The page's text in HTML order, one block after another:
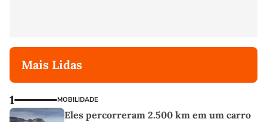
Mais Lidas
1 MOBILIDADE
Eles percorreram 2.500 km em um carro